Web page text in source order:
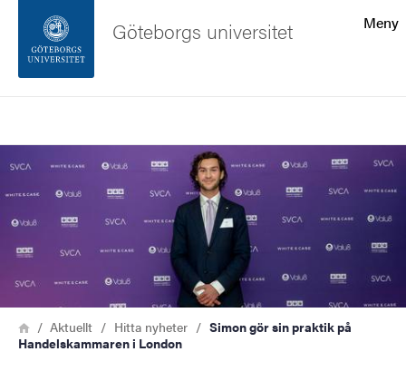
Sidfoten
Om webbplatsen
Meny
Göteborgs universitet
Bild
Länkstig
HemAktuellt Hitta nyheter
Simon gör sin praktik på
Handelskammaren i London